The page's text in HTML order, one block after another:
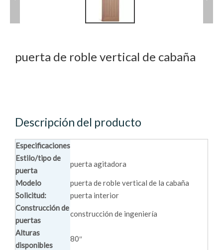
puerta de roble vertical de cabaña
Descripción del producto
Especificaciones
Estilo/tipo de
puerta
puerta agitadora
Modelo
puerta de roble vertical de la cabaña
Solicitud:
puerta interior
Construcción de
puertas
construcción de ingeniería
Alturas
disponibles
80″